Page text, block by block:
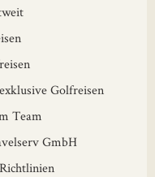
Golfreisen
Team
GmbH